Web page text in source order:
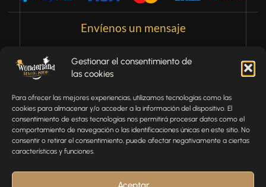
Gestionar el consentimiento de
las cookies
Para ofrecer las mejores experiencias, utilizamos tecnologías como las
cookies para almacenar y/o acceder a la información del dispositivo. El
consentimiento de estas tecnologías nos permitirá procesar datos como el
comportamiento de navegación o las identificaciones únicas en este sitio. No
consentir o retirar el consentimiento, puede afectar negativamente a ciertas
características y funciones.
Envíenos un mensaje
con tu pedido? Estamos aquí para ayudarte.
TELÉFONO